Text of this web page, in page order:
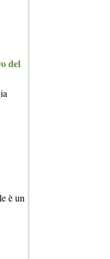
del
è un